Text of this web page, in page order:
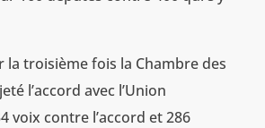
la troisième fois la Chambre des
l’accord avec l’Union
voix contre l’accord et 286